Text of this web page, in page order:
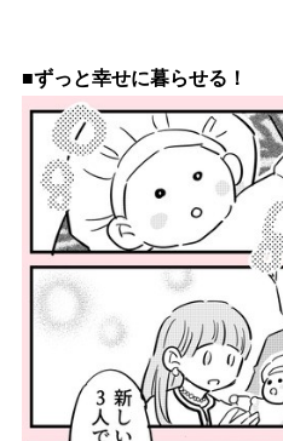
■ずっと幸せに暮らせる！